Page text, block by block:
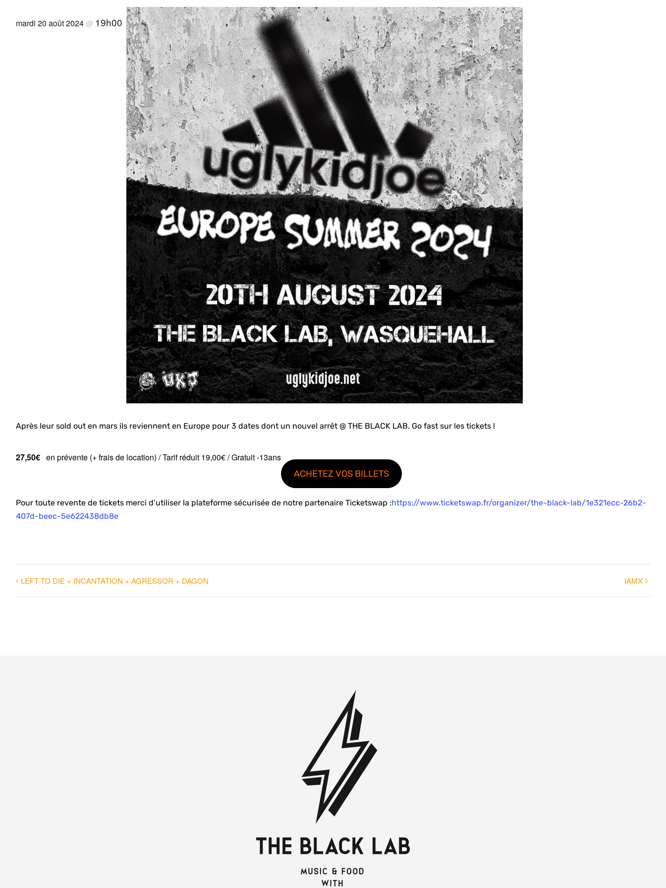
mardi 20 août 2024@ 19h00
Après leur sold out en mars ils reviennent en Europe pour 3 dates dont un nouvel arrêt @ THE BLACK LAB. Go fast sur les tickets !
27,50€ en prévente (+ frais de location) / Tarif réduit 19,00€ / Gratuit -13ans
ACHETEZ VOS BILLETS
Pour toute revente de tickets merci d’utiliser la plateforme sécurisée de notre partenaire Ticketswap :https://www.ticketswap.fr/organizer/the-black-lab/1e321ecc-26b2-
407d-beec-5e622438db8e
LEFT TO DIE + INCANTATION + AGRESSOR + DAGON IAMX